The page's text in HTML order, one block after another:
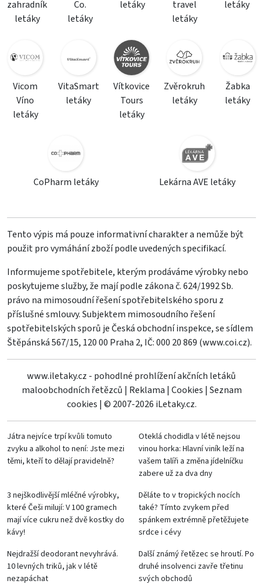
zahradník
letáky
Co.
letáky
letáky
travel
letáky
letáky
Vicom
Víno
letáky
VitaSmart
letáky
Vítkovice
Tours
letáky
Zvěrokruh
letáky
Žabka
letáky
CoPharm letáky Lekárna AVE letáky
Tento výpis má pouze informativní charakter a nemůže být
použit pro vymáhání zboží podle uvedených specifikací.
Informujeme spotřebitele, kterým prodáváme výrobky nebo
poskytujeme služby, že mají podle zákona č. 624/1992 Sb.
právo na mimosoudní řešení spotřebitelského sporu z
příslušné smlouvy. Subjektem mimosoudního řešení
spotřebitelských sporů je Česká obchodní inspekce, se sídlem
Štěpánská 567/15, 120 00 Praha 2, IČ: 000 20 869 (www.coi.cz).
www.iletaky.cz - pohodlné prohlížení akčních letáků
maloobchodních řetězců | Reklama | Cookies | Seznam
cookies | © 2007-2026 iLetaky.cz.
Játra nejvíce trpí kvůli tomuto
zvyku a alkohol to není: Jste mezi
těmi, kteří to dělají pravidelně?
Oteklá chodidla v létě nejsou
vinou horka: Hlavní viník leží na
vašem talíři a změna jídelníčku
zabere už za dva dny
3 nejškodlivější mléčné výrobky,
které Češi milují: V 100 gramech
mají více cukru než dvě kostky do
kávy!
Děláte to v tropických nocích
také? Tímto zvykem před
spánkem extrémně přetěžujete
srdce i cévy
Nejdražší deodorant nevyhrává.
10 levných triků, jak v létě
nezapáchat
Další známý řetězec se hroutí. Po
druhé insolvenci zavře třetinu
svých obchodů